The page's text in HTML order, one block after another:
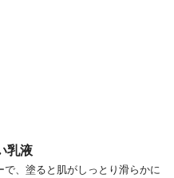
乳液
、塗ると肌がしっとり滑らかに